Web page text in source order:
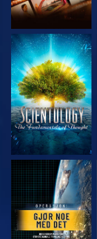
UTFORSK SERIEN
SE